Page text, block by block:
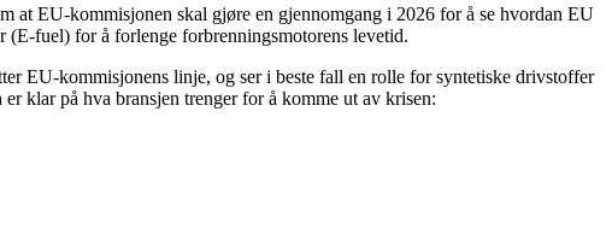
at EU-kommisjonen skal gjøre en gjennomgang i 2026 for å se hvordan EU
fuel) for å forlenge forbrenningsmotorens levetid.
EU-kommisjonens linje, og ser i beste fall en rolle for syntetiske drivstoffer
er klar på hva bransjen trenger for å komme ut av krisen: